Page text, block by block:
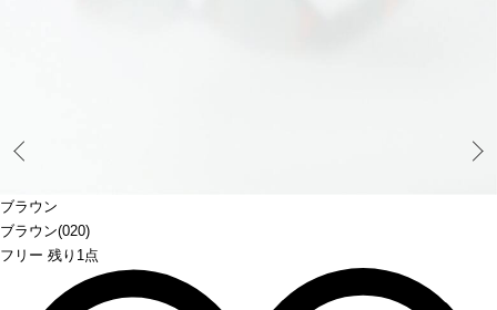
ブラウン
ブラウン(020)
フリー 残り1点